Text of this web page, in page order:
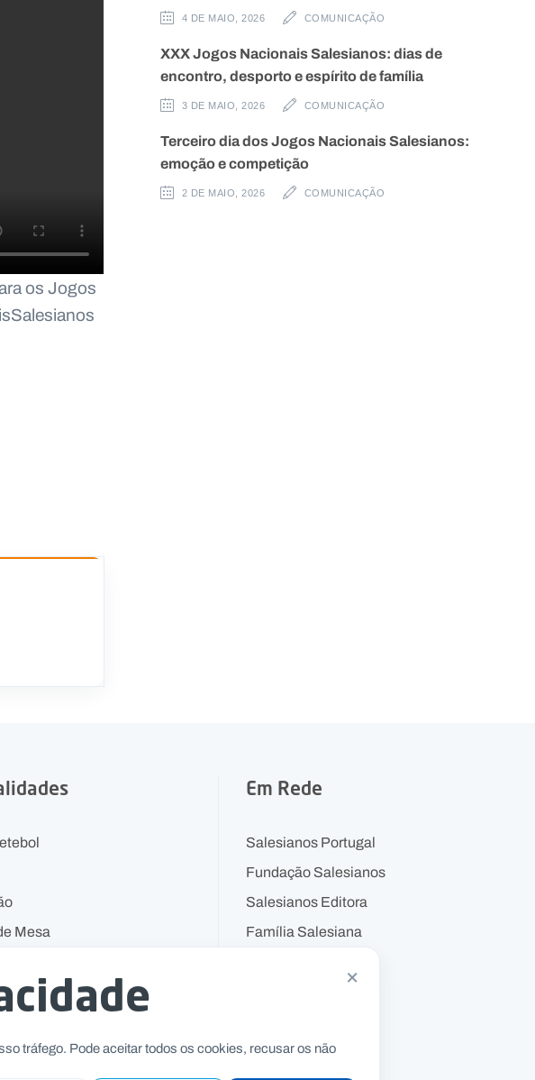
os Jogos
4 DE MAIO, 2026 COMUNICAÇÃO
XXX Jogos Nacionais Salesianos: dias de
encontro, desporto e espírito de família
3 DE MAIO, 2026 COMUNICAÇÃO
Terceiro dia dos Jogos Nacionais Salesianos:
emoção e competição
2 DE MAIO, 2026 COMUNICAÇÃO
Mesa
Em Rede
Salesianos Portugal
Fundação Salesianos
Salesianos Editora
Família Salesiana
×
tráfego. Pode aceitar todos os cookies, recusar os não